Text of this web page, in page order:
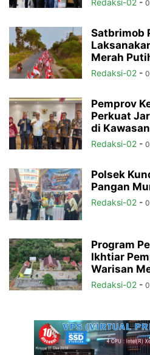
Redaksi-02 -
Satbrimob
Merah
Redaksi-02 -
Pemprov
Perkuat
di
Redaksi-02 -
Polsek
Pangan
Redaksi-02 -
Program
Ikhtiar
Warisan
Redaksi-02 -